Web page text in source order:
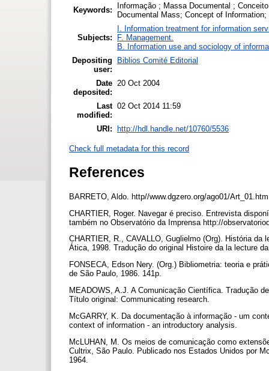
Keywords:
Informação ; Massa Documental ;
Documental Mass; Concept of
Subjects:
I. Information treatment for information
F. Management.
B. Information use and sociology of
Depositing
user:
Biblios Comité Editorial
Date
deposited:
20 Oct 2004
Last
modified:
02 Oct 2014 11:59
URI: http://hdl.handle.net/10760/5536
Check full metadata for this record
References
BARRETO, Aldo. http//www.dgzero.org/ago01/
CHARTIER, Roger. Navegar é preciso. Entrevista
também no Observatório da Imprensa http://
CHARTIER, R., CAVALLO, Guglielmo (Org). História
Ática, 1998. Tradução do original Histoire da la lecture
FONSECA, Edson Nery. (Org.) Bibliometria: teoria e
de São Paulo, 1986. 141p.
MEADOWS, A.J. A Comunicação Científica. Tradução
Título original: Communicating research.
McGARRY, K. Da documentação à informação - um
context of information - an introductory analysis.
McLUHAN, M. Os meios de comunicação como
Cultrix, São Paulo. Publicado nos Estados Unidos por
1964.